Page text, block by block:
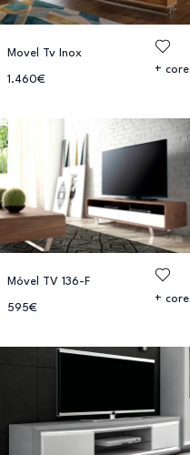
Movel Tv Inox
1.460€
+
Móvel TV 136-F
595€
+